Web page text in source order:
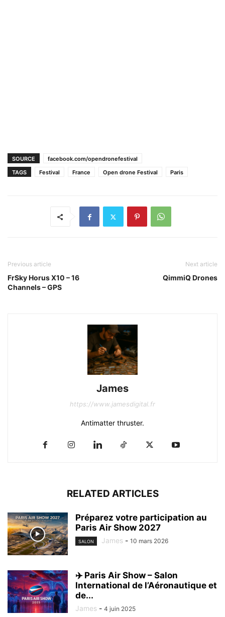
SOURCE
facebook.com/opendronefestival
TAGS
Festival France Open drone Festival Paris
Previous article
FrSky Horus X10 – 16
Channels – GPS
Next article
QimmiQ Drones
James
https://www.jamesdigital.fr
Antimatter thruster.
RELATED ARTICLES
Préparez votre participation au
Paris Air Show 2027
SALON James - 10 mars 2026
✈️ Paris Air Show – Salon
International de l’Aéronautique et
de...
James - 4 juin 2025